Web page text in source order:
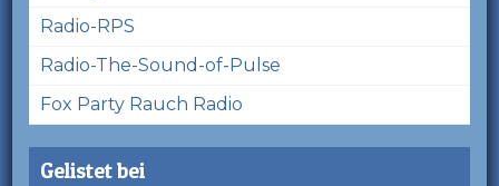
Radio-RPS
Radio-The-Sound-of-Pulse
Fox Party Rauch Radio
Gelistet bei